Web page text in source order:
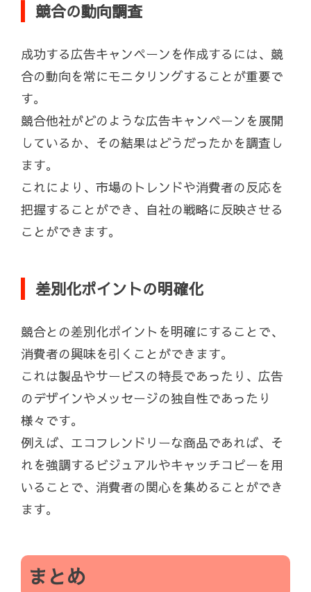
競合の動向調査
成功する広告キャンペーンを作成するには、競
合の動向を常にモニタリングすることが重要で
す。
競合他社がどのような広告キャンペーンを展開
しているか、その結果はどうだったかを調査し
ます。
これにより、市場のトレンドや消費者の反応を
把握することができ、自社の戦略に反映させる
ことができます。
差別化ポイントの明確化
競合との差別化ポイントを明確にすることで、
消費者の興味を引くことができます。
これは製品やサービスの特長であったり、広告
のデザインやメッセージの独自性であったり
様々です。
例えば、エコフレンドリーな商品であれば、そ
れを強調するビジュアルやキャッチコピーを用
いることで、消費者の関心を集めることができ
ます。
まとめ